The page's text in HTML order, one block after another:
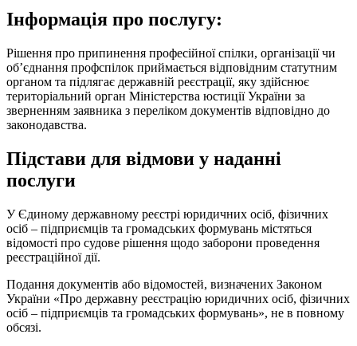
Інформація про послугу:
Рішення про припинення професійної спілки, організації чи
об’єднання профспілок приймається відповідним статутним
органом та підлягає державній реєстрації, яку здійснює
територіальний орган Міністерства юстиції України за
зверненням заявника з переліком документів відповідно до
законодавства.
Підстави для відмови у наданні
послуги
У Єдиному державному реєстрі юридичних осіб, фізичних
осіб – підприємців та громадських формувань містяться
відомості про судове рішення щодо заборони проведення
реєстраційної дії.
Подання документів або відомостей, визначених Законом
України «Про державну реєстрацію юридичних осіб, фізичних
осіб – підприємців та громадських формувань», не в повному
обсязі.